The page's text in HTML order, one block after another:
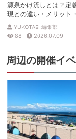
源泉かけ流しとは？定
現との違い・メリット
トを解説
YUKOTABI 編集部
88
2026.07.09
周辺の開催イ